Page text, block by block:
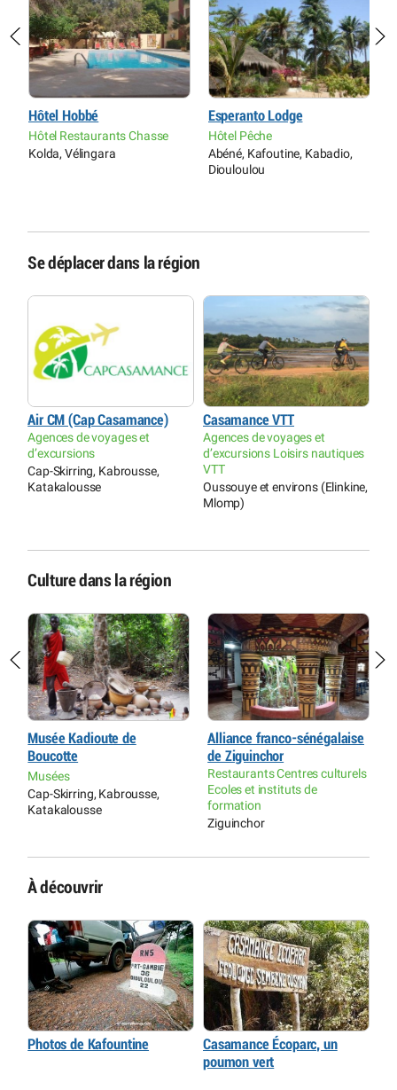
Hôtel Hobbé
Hôtel Restaurants Chasse
Kolda, Vélingara
Esperanto Lodge
Hôtel Pêche
Abéné, Kafoutine, Kabadio,
Diouloulou
Se déplacer dans la région
Air CM (Cap Casamance)
Agences de voyages et
d’excursions
Cap-Skirring, Kabrousse,
Katakalousse
Casamance VTT
Agences de voyages et
d’excursions Loisirs nautiques
VTT
Oussouye et environs (Elinkine,
Mlomp)
Culture dans la région
Musée Kadioute de
Boucotte
Musées
Cap-Skirring, Kabrousse,
Katakalousse
Alliance franco-sénégalaise
de Ziguinchor
Restaurants Centres culturels
Ecoles et instituts de
formation
Ziguinchor
À découvrir
Photos de Kafountine
Casamance Écoparc, un
poumon vert